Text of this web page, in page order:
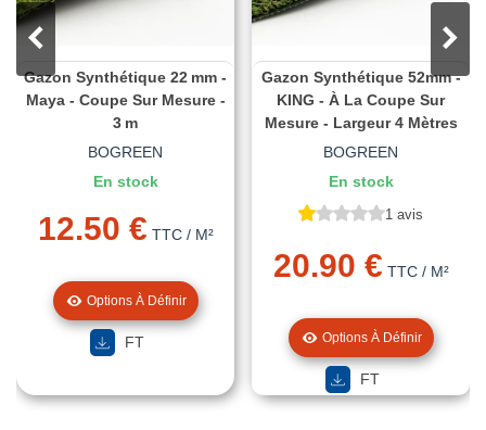
Gazon Synthétique 22 Mm -
Maya - Coupe Sur Mesure -
3 M
BOGREEN
En stock
12.50 € TTC/ M²
Options À Définir
FT
Gazon Synthétique 52mm -
KING - À La Coupe Sur
Mesure - Largeur 4 Mètres
BOGREEN
En stock
1 avis
20.90 € TTC/ M²
Options À Définir
FT